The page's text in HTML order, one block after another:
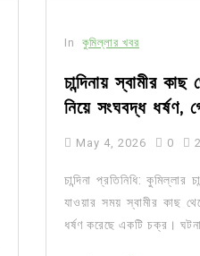
In কুমিল্লার খবর
চান্দিনায় স্বামীর কাছ
নিয়ে সংঘবদ্ধ ধর্ষণ,
May 4, 2026 0
চান্দিনা প্রতিনিধি: কুমিল্লার
যাওয়ার সময় স্বামীর কাছ
ধর্ষণ করেছে একটি চক্র।